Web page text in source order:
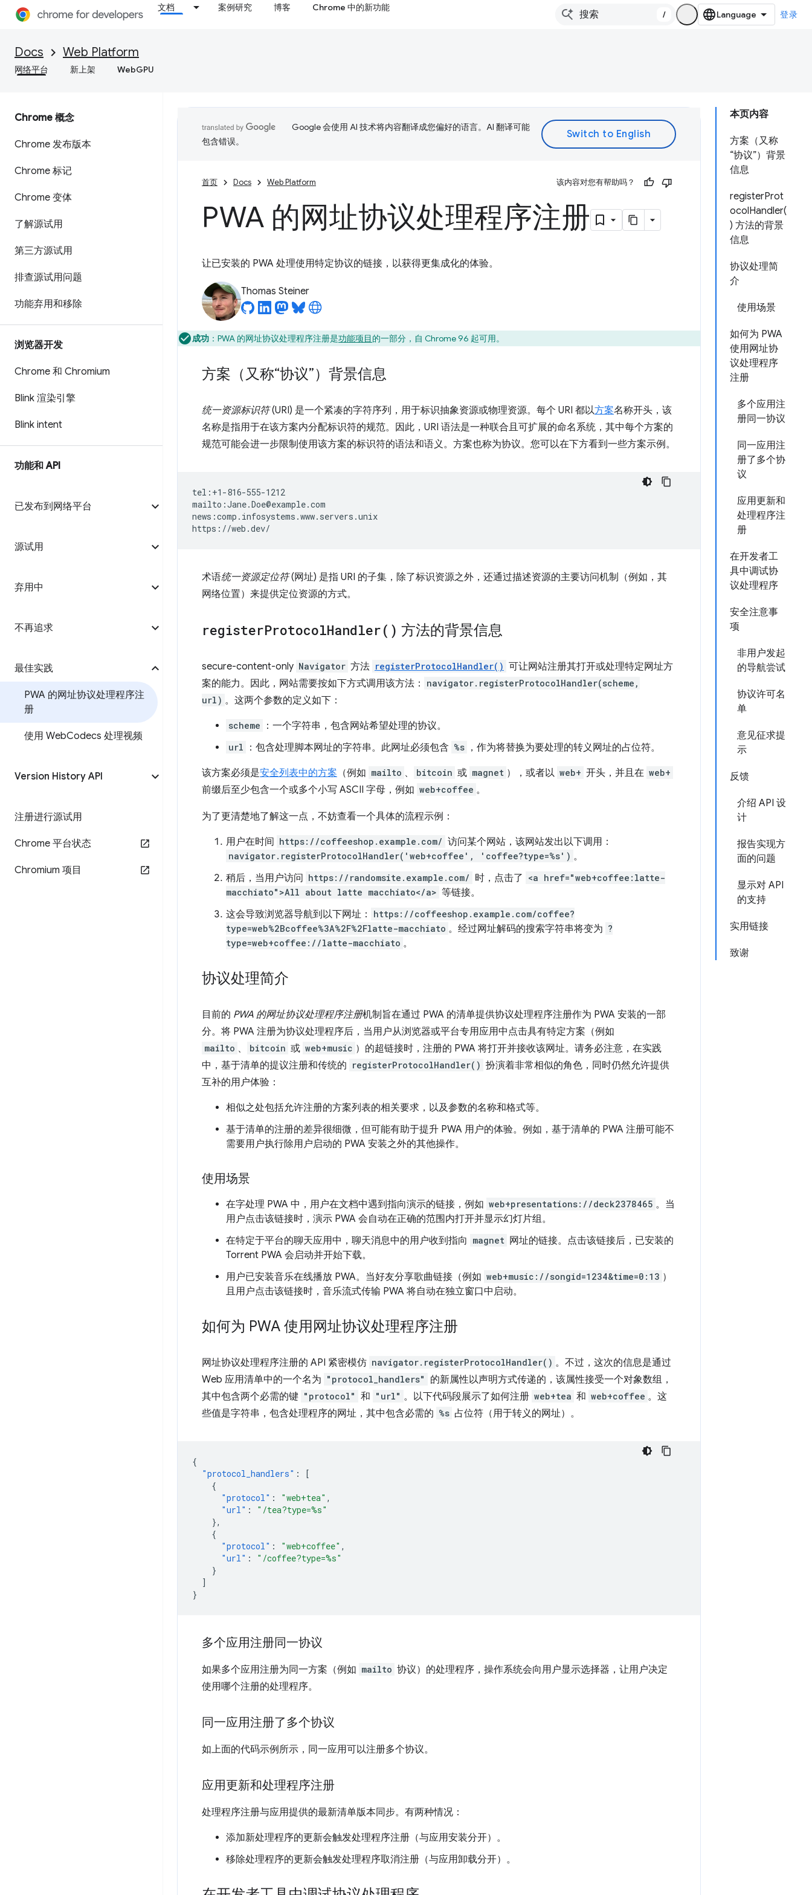
文档 案例研究 博客 Chrome 中的新功能
/ 登录
Docs Web Platform
网络平台 新上架 WebGPU
Chrome 概念
Chrome 发布版本
Chrome 标记
Chrome 变体
了解源试用
第三方源试用
排查源试用问题
功能弃用和移除
浏览器开发
Chrome 和 Chromium
Blink 渲染引擎
Blink intent
功能和 API
已发布到网络平台
源试用
弃用中
不再追求
最佳实践
PWA 的网址协议处理程序注
册
使用 WebCodecs 处理视频
Version History API
注册进行源试用
Chrome 平台状态
Chromium 项目
本页内容
方案（又称
“协议”）背景
信息
registerProt
ocolHandler(
) 方法的背景
信息
协议处理简
介
使用场景
如何为 PWA
使用网址协
议处理程序
注册
多个应用注
册同一协议
同一应用注
册了多个协
议
应用更新和
处理程序注
册
在开发者工
具中调试协
议处理程序
安全注意事
项
非用户发起
的导航尝试
协议许可名
单
意见征求提
示
反馈
介绍 API 设
计
报告实现方
面的问题
显示对 API
的支持
实用链接
致谢
Google 会使用 AI 技术将内容翻译成您偏好的语言。AI 翻译可能
包含错误。
首页 Docs Web Platform 该内容对您有帮助吗？
PWA 的网址协议处理程序注册
让已安装的 PWA 处理使用特定协议的链接，以获得更集成化的体验。
Thomas Steiner
成功 ：PWA 的网址协议处理程序注册是功能项目的一部分，自 Chrome 96 起可用。
方案（又称“协议”）背景信息
统一资源标识符(URI) 是一个紧凑的字符序列，用于标识抽象资源或物理资源。每个 URI 都以方案名称开头，该
名称是指用于在该方案内分配标识符的规范。因此，URI 语法是一种联合且可扩展的命名系统，其中每个方案的
规范可能会进一步限制使用该方案的标识符的语法和语义。方案也称为协议。您可以在下方看到一些方案示例。
tel:+1-816-555-1212
mailto:Jane.Doe@example.com
news:comp.infosystems.www.servers.unix
术语统一资源定位符(网址) 是指 URI 的子集，除了标识资源之外，还通过描述资源的主要访问机制（例如，其
网络位置）来提供定位资源的方式。
registerProtocolHandler( ) 方法的背景信息
secure-content-only Navigator 方法 registerProtocolHandler() 可让网站注册其打开或处理特定网址方
案的能力。因此，网站需要按如下方式调用该方法：
navigator.registerProtocolHandler(scheme,
url) 。这两个参数的定义如下：
scheme ：一个字符串，包含网站希望处理的协议。
url ：包含处理脚本网址的字符串。此网址必须包含 %s ，作为将替换为要处理的转义网址的占位符。
该方案必须是安全列表中的方案 （例如 mailto 、 bitcoin 或 magnet ），或者以 web+ 开头，并且在 web+
前缀后至少包含一个或多个小写 ASCII 字母，例如 web+coffee 。
为了更清楚地了解这一点，不妨查看一个具体的流程示例：
用户在时间 https://coffeeshop.example.com/ 访问某个网站，该网站发出以下调用：
navigator.registerProtocolHandler('web+coffee', 'coffee?type=%s') 。
稍后，当用户访问 https://randomsite.example.com/ 时，点击了 <a href="web+coffee:latte-
macchiato">All about latte macchiato</a> 等链接。
这会导致浏览器导航到以下网址：
https://coffeeshop.example.com/coffee?
type=web%2Bcoffee%3A%2F%2Flatte-macchiato 。经过网址解码的搜索字符串将变为 ?
type=web+coffee://latte-macchiato 。
协议处理简介
目前的 PWA 的网址协议处理程序注册机制旨在通过 PWA 的清单提供协议处理程序注册作为 PWA 安装的一部
分。将 PWA 注册为协议处理程序后，当用户从浏览器或平台专用应用中点击具有特定方案（例如
mailto 、 bitcoin 或 web+music ）的超链接时，注册的 PWA 将打开并接收该网址。请务必注意，在实践
中，基于清单的提议注册和传统的 registerProtocolHandler() 扮演着非常相似的角色，同时仍然允许提供
互补的用户体验：
相似之处包括允许注册的方案列表的相关要求，以及参数的名称和格式等。
基于清单的注册的差异很细微，但可能有助于提升 PWA 用户的体验。例如，基于清单的 PWA 注册可能不
需要用户执行除用户启动的 PWA 安装之外的其他操作。
使用场景
在字处理 PWA 中，用户在文档中遇到指向演示的链接，例如 web+presentations://deck2378465 。当
用户点击该链接时，演示 PWA 会自动在正确的范围内打开并显示幻灯片组。
在特定于平台的聊天应用中，聊天消息中的用户收到指向 magnet 网址的链接。点击该链接后，已安装的
Torrent PWA 会启动并开始下载。
用户已安装音乐在线播放 PWA。当好友分享歌曲链接（例如 web+music://songid=1234&time=0:13 ）
且用户点击该链接时，音乐流式传输 PWA 将自动在独立窗口中启动。
如何为 PWA 使用网址协议处理程序注册
网址协议处理程序注册的 API 紧密模仿 navigator.registerProtocolHandler() 。不过，这次的信息是通过
Web 应用清单中的一个名为 "protocol_handlers"
的新属性以声明方式传递的，该属性接受一个对象数组，
其中包含两个必需的键 "protocol" 和 "url" 。以下代码段展示了如何注册 web+tea 和 web+coffee 。这
些值是字符串，包含处理程序的网址，其中包含必需的 %s 占位符（用于转义的网址）。
{
"protocol_handlers" :
[
{
"protocol" : "web+tea" ,
"url" :
"/tea?type=%s"
},
{
"protocol" : "web+coffee" ,
"url" :
"/coffee?type=%s"
}
]
}
多个应用注册同一协议
如果多个应用注册为同一方案（例如 mailto 协议）的处理程序，操作系统会向用户显示选择器，让用户决定
使用哪个注册的处理程序。
同一应用注册了多个协议
如上面的代码示例所示，同一应用可以注册多个协议。
应用更新和处理程序注册
处理程序注册与应用提供的最新清单版本同步。有两种情况：
添加新处理程序的更新会触发处理程序注册（与应用安装分开）。
移除处理程序的更新会触发处理程序取消注册（与应用卸载分开）。